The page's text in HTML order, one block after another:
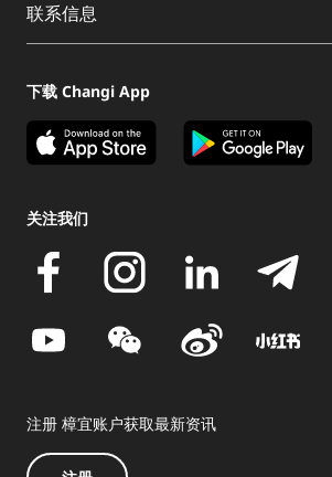
联系信息
下载 Changi App
关注我们
注册 樟宜账户获取最新资讯